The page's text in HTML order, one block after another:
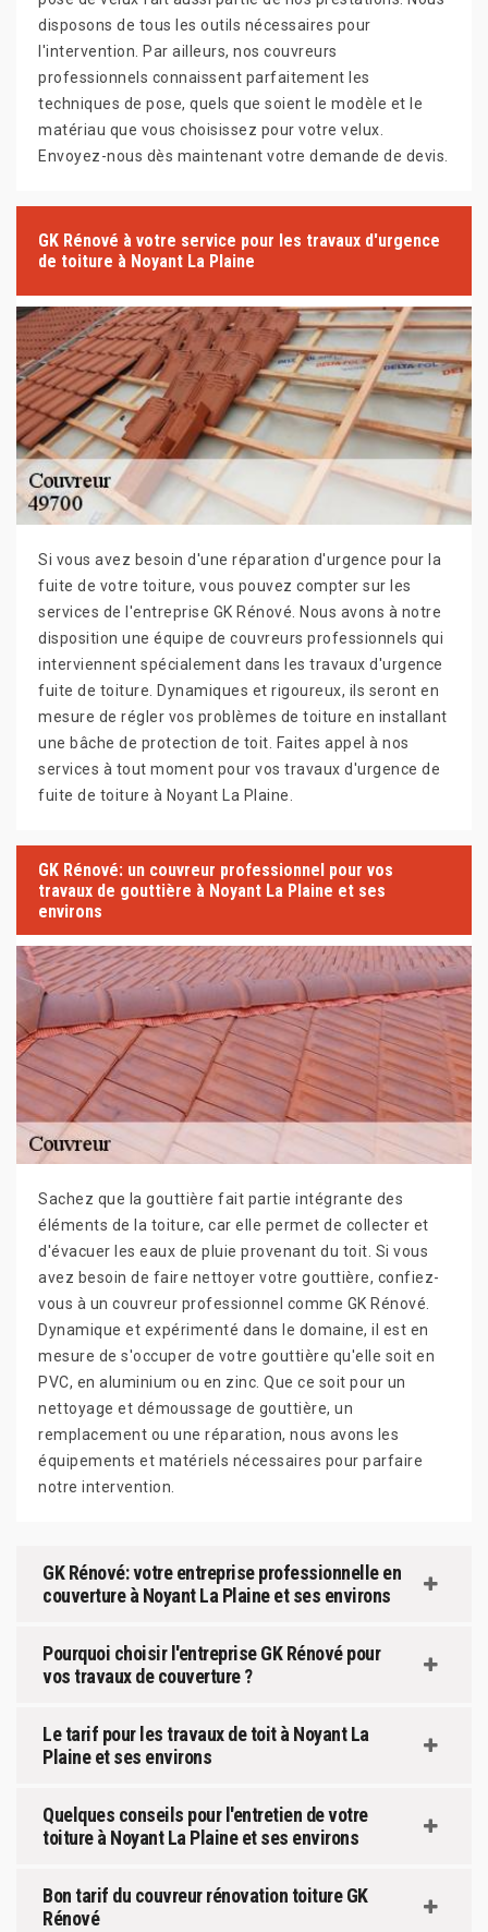
disposons de tous les outils nécessaires pour
l'intervention. Par ailleurs, nos couvreurs
professionnels connaissent parfaitement les
techniques de pose, quels que soient le modèle et le
matériau que vous choisissez pour votre velux.
Envoyez-nous dès maintenant votre demande de devis.
GK Rénové à votre service pour les travaux d'urgence
de toiture à Noyant La Plaine
Si vous avez besoin d'une réparation d'urgence pour la
fuite de votre toiture, vous pouvez compter sur les
services de l'entreprise GK Rénové. Nous avons à notre
disposition une équipe de couvreurs professionnels qui
interviennent spécialement dans les travaux d'urgence
fuite de toiture. Dynamiques et rigoureux, ils seront en
mesure de régler vos problèmes de toiture en installant
une bâche de protection de toit. Faites appel à nos
services à tout moment pour vos travaux d'urgence de
fuite de toiture à Noyant La Plaine.
GK Rénové: un couvreur professionnel pour vos
travaux de gouttière à Noyant La Plaine et ses
environs
Sachez que la gouttière fait partie intégrante des
éléments de la toiture, car elle permet de collecter et
d'évacuer les eaux de pluie provenant du toit. Si vous
avez besoin de faire nettoyer votre gouttière, confiez-
vous à un couvreur professionnel comme GK Rénové.
Dynamique et expérimenté dans le domaine, il est en
mesure de s'occuper de votre gouttière qu'elle soit en
PVC, en aluminium ou en zinc. Que ce soit pour un
nettoyage et démoussage de gouttière, un
remplacement ou une réparation, nous avons les
équipements et matériels nécessaires pour parfaire
notre intervention.
GK Rénové: votre entreprise professionnelle en
couverture à Noyant La Plaine et ses environs
Pourquoi choisir l'entreprise GK Rénové pour
vos travaux de couverture ?
Le tarif pour les travaux de toit à Noyant La
Plaine et ses environs
Quelques conseils pour l'entretien de votre
toiture à Noyant La Plaine et ses environs
Bon tarif du couvreur rénovation toiture GK
Rénové